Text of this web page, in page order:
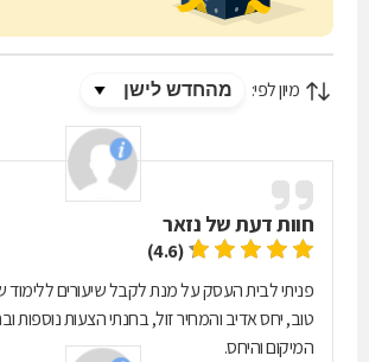
מיון לפי:
חוות דעת של נזאר
(4.6)
פניתי לבית העסק על מנת לקבל שיעורים
טוב, יחס אדיב והמחיר זול, בחנתי הצעות נוספות
המיקום והיחס.